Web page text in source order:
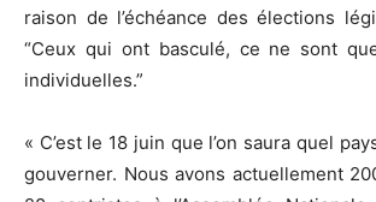
raison de l’échéance des élections
“Ceux qui ont basculé, ce ne sont
individuelles.”
« C’est le 18 juin que l’on saura quel
gouverner. Nous avons actuellement